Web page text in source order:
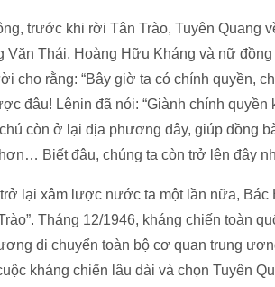
trước khi rời Tân Trào, Tuyên Quang
Văn Thái, Hoàng Hữu Kháng và nữ
cho rằng: “Bây giờ ta có chính quyền,
đâu! Lênin đã nói: “Giành chính quyền
còn ở lại địa phương đây, giúp đồng
Biết đâu, chúng ta còn trở lên đây
lại xâm lược nước ta một lần nữa,
Tháng 12/1946, kháng chiến toàn
di chuyển toàn bộ cơ quan trung
kháng chiến lâu dài và chọn Tuyên